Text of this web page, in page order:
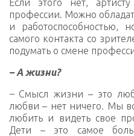
Если этого нет,
профессии. Можно
и работоспособностью,
самого контакта со
подумать о смене
– А жизни?
– Смысл жизни – это
любви – нет ничего. Мы
любить и видеть свое
Дети – это самое